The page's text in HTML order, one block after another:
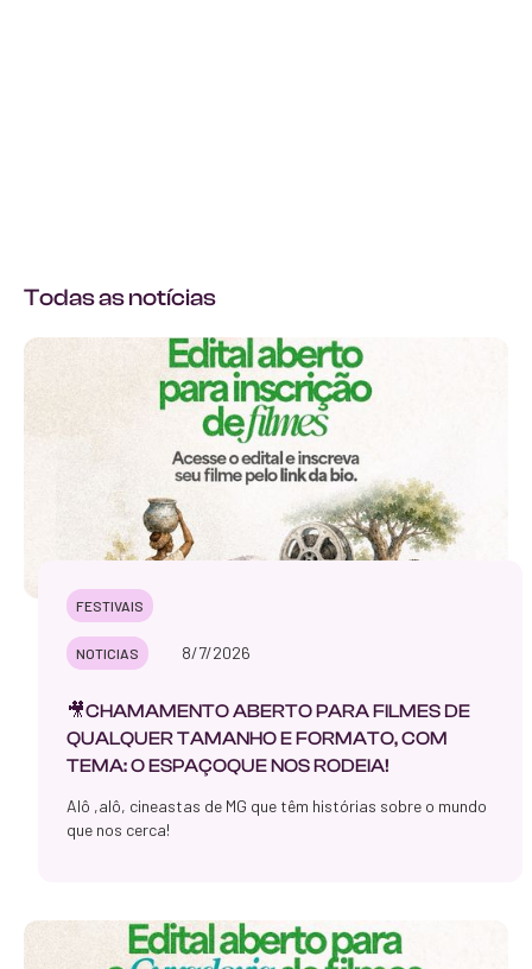
Todas as notícias
FESTIVAIS
NOTICIAS 8/7/2026
🎥CHAMAMENTO ABERTO PARA FILMES DE
QUALQUER TAMANHO E FORMATO, COM
TEMA: O ESPAÇOQUE NOS RODEIA!
Alô ,alô, cineastas de MG que têm histórias sobre o mundo
que nos cerca!